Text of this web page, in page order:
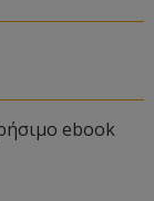
ebook